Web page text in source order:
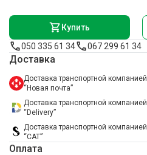
Купить
050 335 61 34
067 299 61 34
Доставка
Доставка транспортной компанией
“Новая почта”
Доставка транспортной компанией
“Delivery”
Доставка транспортной компанией
“САТ”
Оплата